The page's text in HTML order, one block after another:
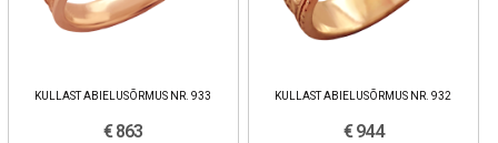
KULLAST ABIELUSÕRMUS NR. 933
€ 863
KULLAST ABIELUSÕRMUS NR. 932
€ 944